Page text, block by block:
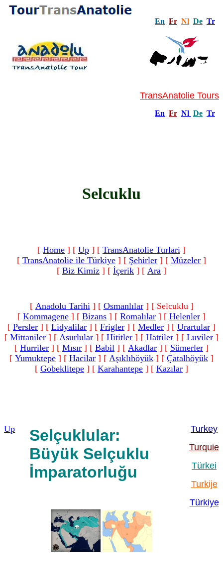
En Fr Nl De Tr
TransAnatolie Tours
En Fr Nl De Tr
Selcuklu
[ Home ] [ Up ] [ TransAnatolie Turlari ]
[ TransAnatolie ile Türkiye ] [ Şehirler ] [ Müzeler ]
[ Biz Kimiz ] [ İçerik ] [ Ara ]
[ Anadolu Tarihi] [ Osmanlılar] [ Selcuklu ]
[ Kommagene ] [ Bizans ] [ Romalılar‎ ] [ Helenler ]
[ Persler ] [ Lidyalilar ] [ Frigler ] [ Medler ] [ Urartular ]
[ Mittaniler ] [ Asurlular ] [ Hititler ] [ Hattiler ] [ Luviler ]
[ Hurriler ] [ Mısır ] [ Babil ] [ Akadlar ] [ Sümerler ]
[ Yumuktepe ] [ Hacilar ] [ Aşıklıhöyük ] [ Çatalhöyük ]
[ Gobeklitepe ] [ Karahantepe ] [ Kazılar ]
Up
Selçuklular:
Büyük Selçuklu
İmparatorluğu
Turkey
Turquie
Türkei
Turkije
Türkiye